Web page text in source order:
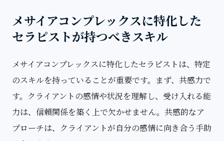
メサイアコンプレックスに特化した
セラピストが持つべきスキル
メサイアコンプレックスに特化したセラピストは、特定
のスキルを持っていることが重要です。まず、共感力で
す。クライアントの感情や状況を理解し、受け入れる能
力は、信頼関係を築く上で欠かせません。共感的なア
プローチは、クライアントが自分の感情に向き合う手助